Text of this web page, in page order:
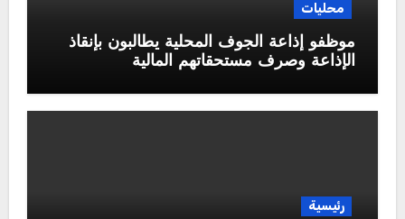
محليات
موظفو إذاعة الجوف المحلية يطالبون بإنقاذ
الإذاعة وصرف مستحقاتهم المالية
رئيسية